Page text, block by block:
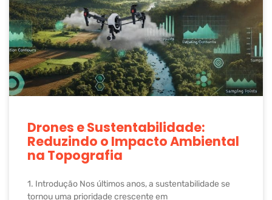
Drones e Sustentabilidade:
Reduzindo o Impacto Ambiental
na Topografia
1. Introdução Nos últimos anos, a sustentabilidade se
tornou uma prioridade crescente em